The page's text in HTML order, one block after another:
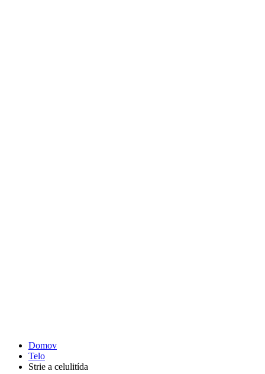
Domov
Telo
Strie a celulitída